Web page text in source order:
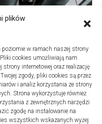
plików
w ramach naszej strony
cookies umożliwiają nam
strony internetowej oraz realizację
zgody, pliki cookies są przez
i analiz korzystania ze strony
Strona wykorzystuje również
z zewnętrznych narzędzi
zgodę na instalowanie na
wszystkich wskazanych wyżej
instalacji w